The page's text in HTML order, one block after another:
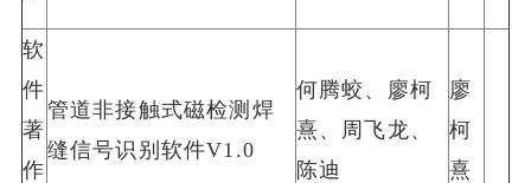
软
件
著
作
管道非接触式磁检测焊
缝信号识别软件V1.0
何腾蛟、廖柯
熹、周飞龙、
陈迪
廖
柯
熹